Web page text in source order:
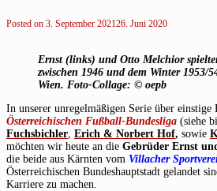
Posted on 3. September 202126. Juni 2020
Ernst (links) und Otto Melchior
zwischen 1946 und dem Winter 1953/
Wien. Foto-Collage: © oepb
In unserer unregelmäßigen Serie über einstige
Österreichischen Fußball-Bundesliga (siehe
Fuchsbichler Erich & Norbert Hof, sowie
möchten wir heute an die Gebrüder Ernst
die beide aus Kärnten vom Villacher
Österreichischen Bundeshauptstadt gelandet
Karriere zu machen.